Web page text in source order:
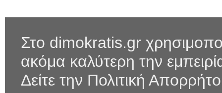
Στο dimokratis.gr
ακόμα καλύτερη την
Δείτε την Πολιτική